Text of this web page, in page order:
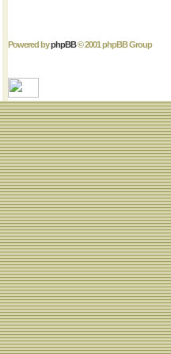
Powered byphpBB© 2001 phpBB Group